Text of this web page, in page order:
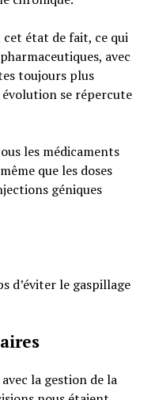
état de fait, ce qui
avec
toujours plus
se répercute
les médicaments
que les doses
géniques
d’éviter le gaspillage
la gestion de la